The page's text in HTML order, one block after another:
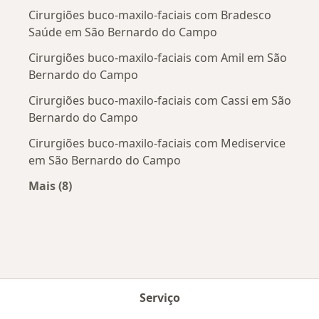
Cirurgiões buco-maxilo-faciais com Bradesco
Saúde em São Bernardo do Campo
Cirurgiões buco-maxilo-faciais com Amil em São
Bernardo do Campo
Cirurgiões buco-maxilo-faciais com Cassi em São
Bernardo do Campo
Cirurgiões buco-maxilo-faciais com Mediservice
em São Bernardo do Campo
Mais (8)
Serviço